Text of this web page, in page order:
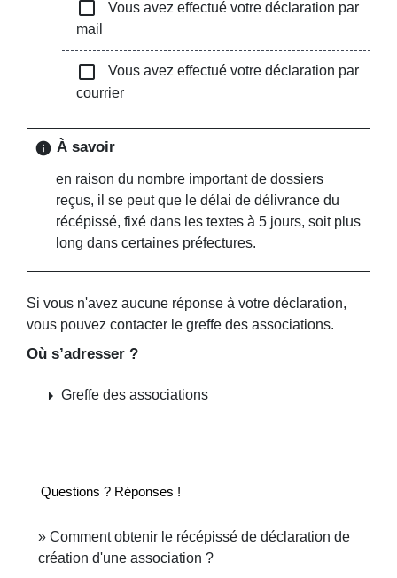
check_box_outline_blank
Vous avez effectué votre déclaration par
mail
check_box_outline_blank
Vous avez effectué votre déclaration par
courrier
info À savoir
en raison du nombre important de dossiers
reçus, il se peut que le délai de délivrance du
récépissé, fixé dans les textes à 5 jours, soit plus
long dans certaines préfectures.
Si vous n'avez aucune réponse à votre déclaration,
vous pouvez contacter le greffe des associations.
Où s’adresser ?
arrow_right Greffe des associations
Questions ? Réponses !
Comment obtenir le récépissé de déclaration de
création d'une association ?